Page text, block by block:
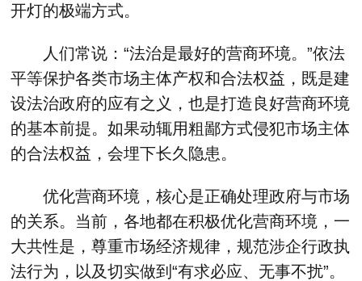
开灯的极端方式。
人们常说：“法治是最好的营商环境。”依法
平等保护各类市场主体产权和合法权益，既是建
设法治政府的应有之义，也是打造良好营商环境
的基本前提。如果动辄用粗鄙方式侵犯市场主体
的合法权益，会埋下长久隐患。
优化营商环境，核心是正确处理政府与市场
的关系。当前，各地都在积极优化营商环境，一
大共性是，尊重市场经济规律，规范涉企行政执
法行为，以及切实做到“有求必应、无事不扰”。